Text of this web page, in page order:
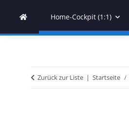
Home-Cockpit (1:1)
Zurück zur Liste Startseite